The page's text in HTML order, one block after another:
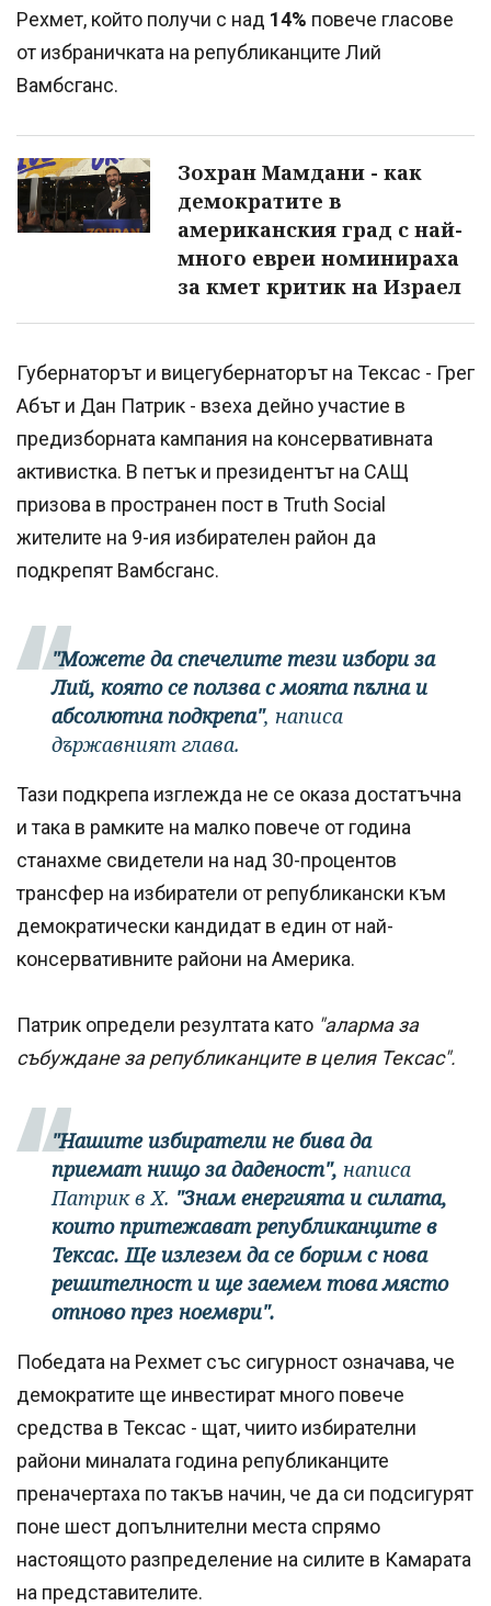
Рехмет, който получи с над 14% повече гласове
от избраничката на републиканците Лий
Вамбсганс.
Зохран Мамдани - как
демократите в
американския град с най-
много евреи номинираха
за кмет критик на Израел
Губернаторът и вицегубернаторът на Тексас - Грег
Абът и Дан Патрик - взеха дейно участие в
предизборната кампания на консервативната
активистка. В петък и президентът на САЩ
призова в пространен пост в Truth Social
жителите на 9-ия избирателен район да
подкрепят Вамбсганс.
"Можете да спечелите тези избори за
Лий, която се ползва с моята пълна и
абсолютна подкрепа", написа
държавният глава.
Тази подкрепа изглежда не се оказа достатъчна
и така в рамките на малко повече от година
станахме свидетели на над 30-процентов
трансфер на избиратели от републикански към
демократически кандидат в един от най-
консервативните райони на Америка.
Патрик определи резултата като "аларма за
събуждане за републиканците в целия Тексас".
"Нашите избиратели не бива да
приемат нищо за даденост", написа
Патрик в X. "Знам енергията и силата,
които притежават републиканците в
Тексас. Ще излезем да се борим с нова
решителност и ще заемем това място
отново през ноември".
Победата на Рехмет със сигурност означава, че
демократите ще инвестират много повече
средства в Тексас - щат, чиито избирателни
райони миналата година републиканците
преначертаха по такъв начин, че да си подсигурят
поне шест допълнителни места спрямо
настоящото разпределение на силите в Камарата
на представителите.